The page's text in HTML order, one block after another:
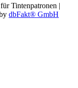
Tintenpatronen |
dbFakt® GmbH